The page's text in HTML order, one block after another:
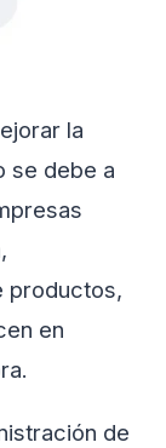
la
se debe a
productos,
en
de